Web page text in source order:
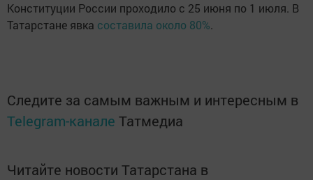
Конституции России проходило с 25 июня по 1 июля. В
Татарстане явка составила около 80%.
Следите за самым важным и интересным в
Telegram-канале Татмедиа
Читайте новости Татарстана в